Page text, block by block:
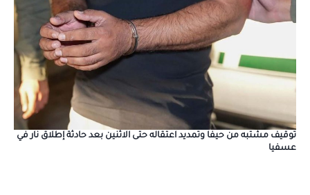
توقيف مشتبه من حيفا وتمديد اعتقاله حتى الاثنين بعد حادثة إطلاق نار في
عسفيا